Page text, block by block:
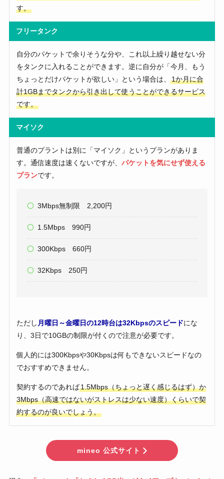
す。
フリータンク
自分のパケットで余りそうな分や、これ以上繰り越せない分
をタンクに入れることができます。逆に自分が「今月、もう
ちょっとだけパケットが欲しい」という場合は、
1か月に合
計1GBまでタンクから引き出して使うことができるサービス
です。
マイソク
普通のプラントは別に「マイソク」というプランがありま
す。通信速度は速くないですが、 パケットを気にせず使える
プランです。
3Mbps無制限 2,200円
1.5Mbps 990円
300Kbps 660円
32Kbps 250円
ただし 月曜日～金曜日の12時台は32Kbpsのスピードにな
り、3日で10GBの制限が付くので注意が必要です。
個人的には300Kbpsや30Kbpsは何もできないスピードなの
でおすすめできません。
契約するのであれば1.5Mbps（ちょっと遅く感じるはず）か
3Mbps（高速ではないがストレスは少ない速度）くらいで契
約するのが良いでしょう。
mineo 公式サイト